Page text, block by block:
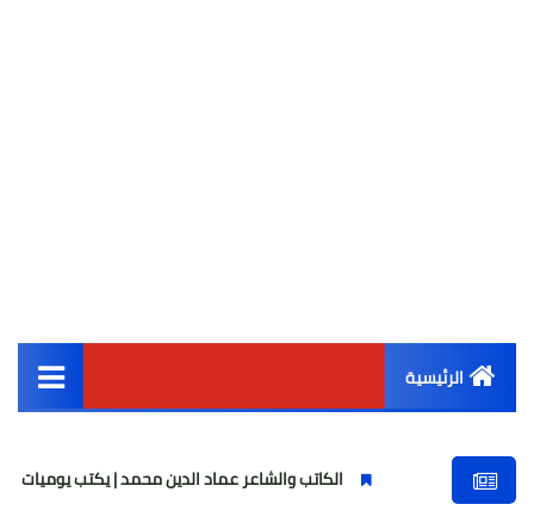
الرئيسية
أخبار مصر
الكاتب والشاعر عماد الدين محمد | يكتب يوميات شاعر